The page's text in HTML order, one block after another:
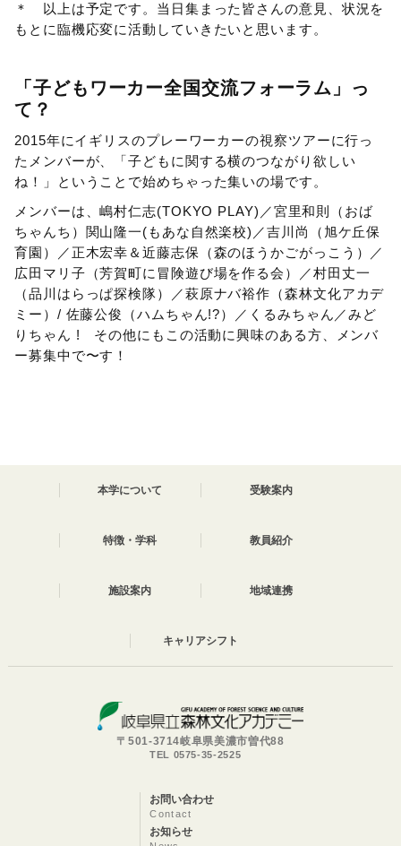
＊ 以上は予定です。当日集まった皆さんの意見、状況を
もとに臨機応変に活動していきたいと思います。
「子どもワーカー全国交流フォーラム」っ
て？
2015年にイギリスのプレーワーカーの視察ツアーに行っ
たメンバーが、「子どもに関する横のつながり欲しい
ね！」ということで始めちゃった集いの場です。
メンバーは、嶋村仁志(TOKYO PLAY)／宮里和則（おば
ちゃんち）関山隆一(もあな自然楽校)／吉川尚（旭ケ丘保
育園）／正木宏幸＆近藤志保（森のほうかごがっこう）／
広田マリ子（芳賀町に冒険遊び場を作る会）／村田丈一
（品川はらっぱ探検隊）／萩原ナバ裕作（森林文化アカデ
ミー）/ 佐藤公俊（ハムちゃん!?）／くるみちゃん／みど
りちゃん ! その他にもこの活動に興味のある方、メンバ
ー募集中で〜す！
本学について 受験案内
特徴・学科 教員紹介
施設案内 地域連携
キャリアシフト
〒501-3714岐阜県美濃市曽代88
TEL 0575-35-2525
お問い合わせ
Contact
お知らせ